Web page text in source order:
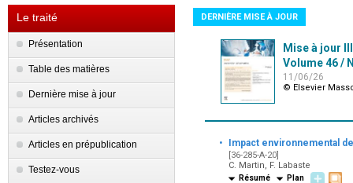
Le traité
Présentation
Table des matières
Dernière mise à jour
Articles archivés
Articles en prépublication
Testez-vous
DERNIÈRE MISE À JOUR
Mise à jour
Volume 46 /
11/06/26
© Elsevier
· Impact environnemental
[36-285-A-20]
C. Martin, F. Labaste
Résumé Plan